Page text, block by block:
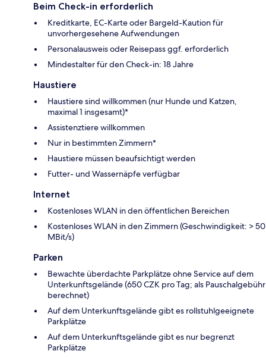
Beim Check-in erforderlich
Kreditkarte, EC-Karte oder Bargeld-Kaution für
unvorhergesehene Aufwendungen
Personalausweis oder Reisepass ggf. erforderlich
Mindestalter für den Check-in: 18 Jahre
Haustiere
Haustiere sind willkommen (nur Hunde und Katzen,
maximal 1 insgesamt)*
Assistenztiere willkommen
Nur in bestimmten Zimmern*
Haustiere müssen beaufsichtigt werden
Futter- und Wassernäpfe verfügbar
Internet
Kostenloses WLAN in den öffentlichen Bereichen
Kostenloses WLAN in den Zimmern (Geschwindigkeit: > 50
MBit/s)
Parken
Bewachte überdachte Parkplätze ohne Service auf dem
Unterkunftsgelände (650 CZK pro Tag; als Pauschalgebühr
berechnet)
Auf dem Unterkunftsgelände gibt es rollstuhlgeeignete
Parkplätze
Auf dem Unterkunftsgelände gibt es nur begrenzt
Parkplätze